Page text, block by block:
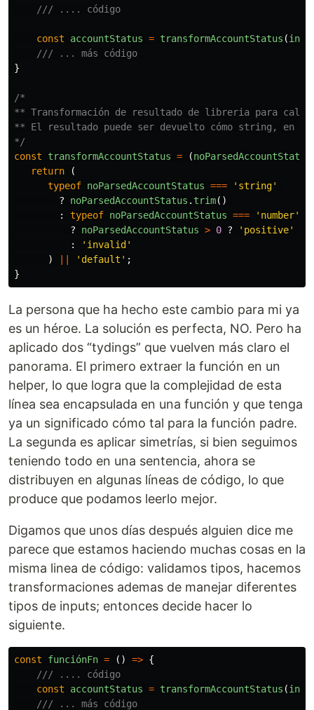
/// .... código
const accountStatus = transformAccountStatus (
/// ... más código
}
/*
** Transformación de resultado de libreria para
** El resultado puede ser devuelto cómo string, en
*/
const
transformAccountStatus = (noParsedAccountStatus
return
(
typeof noParsedAccountStatus === ' string'
?
noParsedAccountStatus . trim()
:
typeof noParsedAccountStatus === ' number'
?
noParsedAccountStatus > 0 ? ' positive'
:
' invalid'
)
|| ' default ' ;
}
La persona que ha hecho este cambio para mi ya
es un héroe. La solución es perfecta, NO. Pero ha
aplicado dos “tydings” que vuelven más claro el
panorama. El primero extraer la función en un
helper, lo que logra que la complejidad de esta
línea sea encapsulada en una función y que tenga
ya un significado cómo tal para la función padre.
La segunda es aplicar simetrías, si bien seguimos
teniendo todo en una sentencia, ahora se
distribuyen en algunas líneas de código, lo que
produce que podamos leerlo mejor.
Digamos que unos días después alguien dice me
parece que estamos haciendo muchas cosas en la
misma linea de código: validamos tipos, hacemos
transformaciones ademas de manejar diferentes
tipos de inputs; entonces decide hacer lo
siguiente.
const funciónFn = () => {
/// .... código
const
accountStatus = transformAccountStatus (
/// ... más código